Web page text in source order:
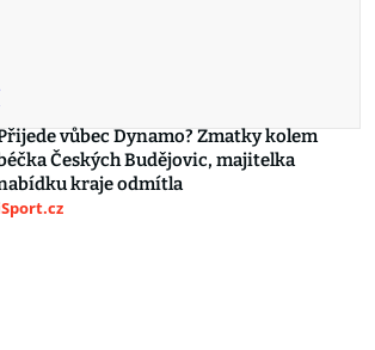
vůbec Dynamo? Zmatky kolem
Českých Budějovic, majitelka
kraje odmítla